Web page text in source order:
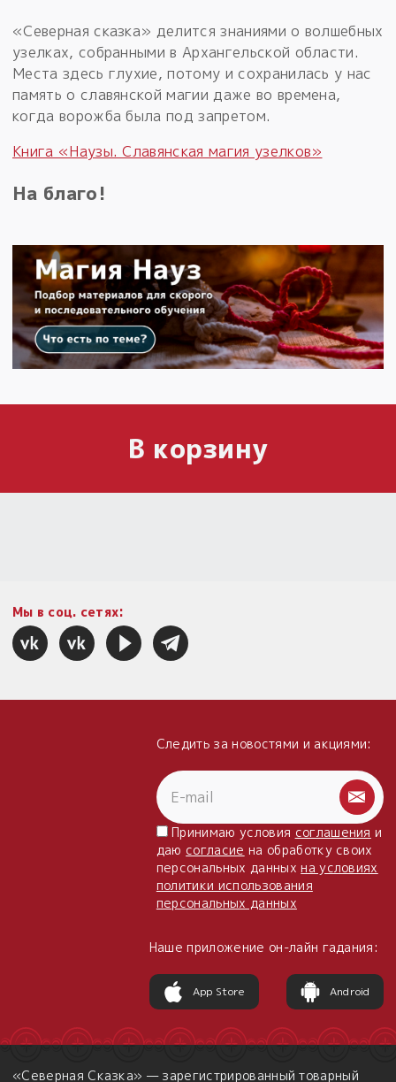
«Северная сказка» делится знаниями о волшебных
узелках, собранными в Архангельской области.
Места здесь глухие, потому и сохранилась у нас
память о славянской магии даже во времена,
когда ворожба была под запретом.
Книга «Наузы. Славянская магия узелков»
На благо!
В корзину
Мы в соц. сетях:
Следить за новостями и акциями:
Принимаю условия соглашения и
даю согласие на обработку своих
персональных данныхна условиях
политики использования
персональных данных
Наше приложение он-лайн гадания:
App Store Android
«Северная Сказка» — зарегистрированный товарный